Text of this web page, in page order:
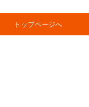
トップページへ